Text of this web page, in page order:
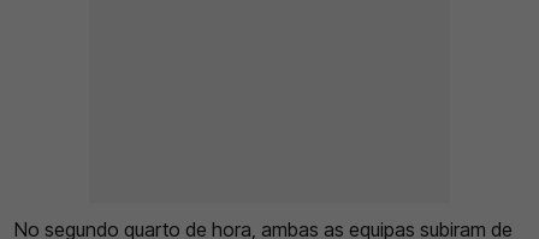
No segundo quarto de hora, ambas as equipas subiram de